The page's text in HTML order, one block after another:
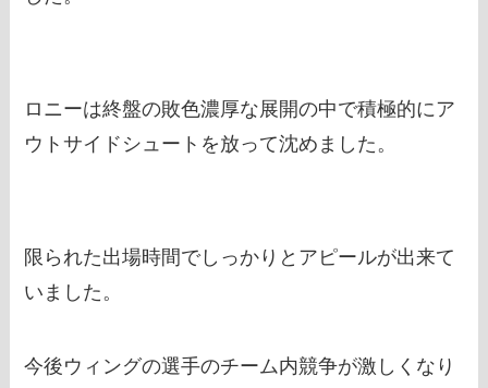
ロニーは終盤の敗色濃厚な展開の中で積極的にア
ウトサイドシュートを放って沈めました。
限られた出場時間でしっかりとアピールが出来て
いました。
今後ウィングの選手のチーム内競争が激しくなり